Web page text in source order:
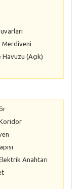
Merdiveni
Havuzu (Açık)
Anahtarı